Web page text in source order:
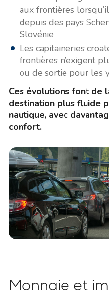
aux frontières
depuis des pays
Slovénie
Les capitaineries
frontières n’exigent
ou de sortie pour les
Ces évolutions font de
destination plus fluide
nautique, avec
confort.
Monnaie et